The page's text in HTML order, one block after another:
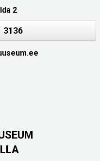
2
3136